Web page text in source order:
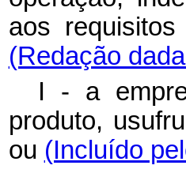
aos
(Redação
I - a
produto,
ou (Incluído